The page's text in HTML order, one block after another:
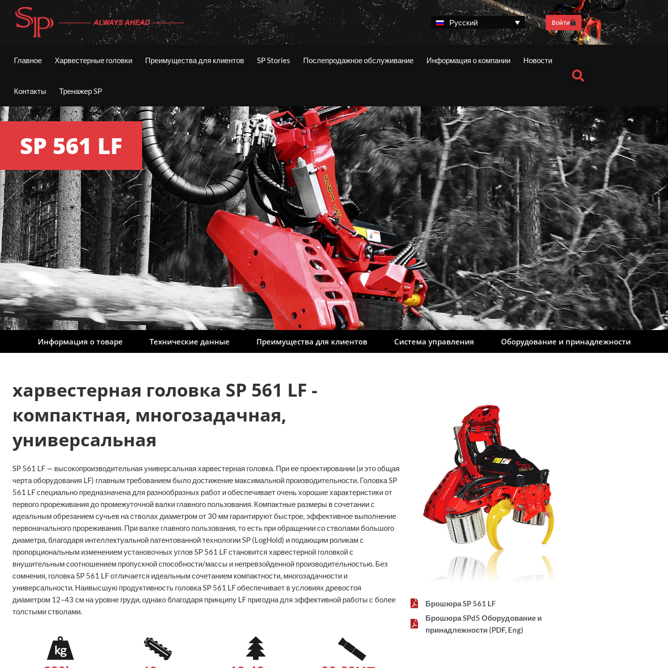
содержимому
Русский Войти
Главное Харвестерные головки Преимущества для клиентов SP Stories Послепродажное обслуживание Информация о компании Новости
Контакты Тренажер SP
SP 561 LF
Информация о товаре Технические данные Преимущества для клиентов Система управления Оборудование и принадлежности
харвестерная головка SP 561 LF -
компактная, многозадачная,
универсальная
SP 561 LF — высокопроизводительная универсальная харвестерная головка. При ее проектировании (и это общая
черта оборудования LF) главным требованием было достижение максимальной производительности. Головка SP
561 LF специально предназначена для разнообразных работ и обеспечивает очень хорошие характеристики от
первого прореживания до промежуточной валки главного пользования. Компактные размеры в сочетании с
идеальным обрезанием сучьев на стволах диаметром от 30 мм гарантируют быстрое, эффективное выполнение
первоначального прореживания. При валке главного пользования, то есть при обращении со стволами большого
диаметра, благодаря интеллектуальной патентованной технологии SP (LogHold) и подающим роликам с
пропорциональным изменением установочных углов SP 561 LF становится харвестерной головкой с
внушительным соотношением пропускной способности/массы и непревзойденной производительностью. Без
сомнения, головка SP 561 LF отличается идеальным сочетанием компактности, многозадачности и
универсальности. Наивысшую продуктивность головка SP 561 LF обеспечивает в условиях древостоя
диаметром 12–43 см на уровне груди, однако благодаря принципу LF пригодна для эффективной работы с более
толстыми стволами.
Брошюра SP 561 LF
Брошюра SPd5 Оборудование и
принадлежности (PDF, Eng)